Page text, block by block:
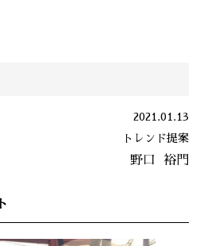
2021.01.13
トレンド提案
野口 裕門